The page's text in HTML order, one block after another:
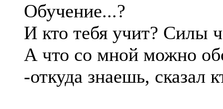
Обучение...?
И кто тебя учит? Силы
А что со мной можно
-откуда знаешь, сказал